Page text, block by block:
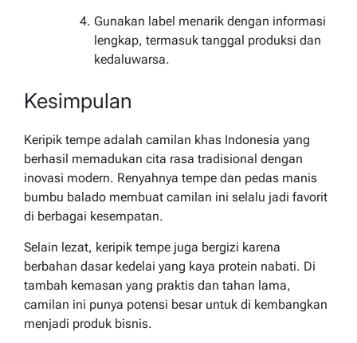
Gunakan label menarik dengan informasi
lengkap, termasuk tanggal produksi dan
kedaluwarsa.
Kesimpulan
Keripik tempe adalah camilan khas Indonesia yang
berhasil memadukan cita rasa tradisional dengan
inovasi modern. Renyahnya tempe dan pedas manis
bumbu balado membuat camilan ini selalu jadi favorit
di berbagai kesempatan.
Selain lezat, keripik tempe juga bergizi karena
berbahan dasar kedelai yang kaya protein nabati. Di
tambah kemasan yang praktis dan tahan lama,
camilan ini punya potensi besar untuk di kembangkan
menjadi produk bisnis.